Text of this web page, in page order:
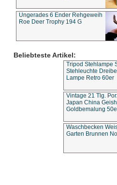
Ungerades 6 Ender Rehgeweih
Roe Deer Trophy 194 G
Beliebteste Artikel:
Tripod Stehlampe
Stehleuchte
Lampe Retro 60er
Vintage 21 Tlg.
Japan China
Goldbemalung
Waschbecken
Garten Brunnen